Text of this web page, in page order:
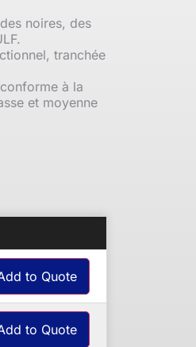
noires, des
tranchée
à la
et moyenne
to Quote
to Quote